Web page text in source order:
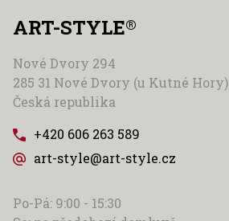
ART-STYLE®
Nové Dvory 294
285 31 Nové Dvory (u Kutné Hory)
Česká republika
+420 606 263 589
art-style@art-style.cz
Po-Pá: 9:00 - 15:30